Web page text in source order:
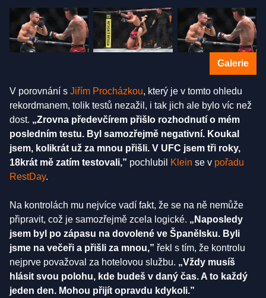
Galerie
V porovnání s Jiřím Procházkou, který je v tomto ohledu
rekordmanem, tolik testů nezažil, i tak jich ale bylo víc než
dost. „Zrovna předevčírem přišlo rozhodnutí o mém
posledním testu. Byl samozřejmě negativní. Koukal
jsem, kolikrát už za mnou přišli. V UFC jsem tři roky,
18krát mě zatím testovali,” pochlubil Klein se v pořadu
RestDay.
Na kontrolách mu nejvíce vadí fakt, že se na ně nemůže
připravit, což je samozřejmě zcela logické. „Naposledy
jsem byl po zápasu na dovolené ve Španělsku. Byli
jsme na večeři a přišli za mnou,” řekl s tím, že kontrolu
nejprve považoval za hotelovou službu. „Vždy musíš
hlásit svou polohu, kde budeš v daný čas. A to každý
jeden den. Mohou přijít opravdu kdykoli.”